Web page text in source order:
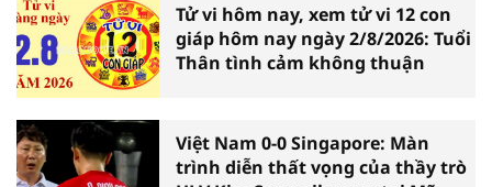
Tử vi hôm nay, xem tử vi 12 con
giáp hôm nay ngày 2/8/2026: Tuổi
Thân tình cảm không thuận
Việt Nam 0-0 Singapore: Màn
trình diễn thất vọng của thầy trò